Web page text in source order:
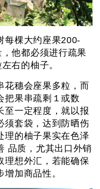
每棵大约座果200-
他都必须进行疏果
左右的柚子。
花穗会座果多粒，而
把果串疏剩１或数
至一定程度，就以报
须套袋，达到防晒伤
理的柚子果实在色泽
品质，尤其出口外销
理想外汇，若能确保
加商品性。